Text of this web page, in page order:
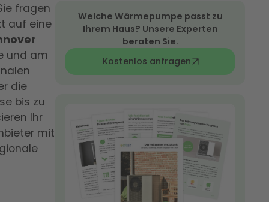
fragen
auf eine
und am
die
bis zu
Ihr
mit
Welche Wärmepumpe passt zu
Ihrem Haus? Unsere Experten
beraten Sie.
Kostenlos anfragen